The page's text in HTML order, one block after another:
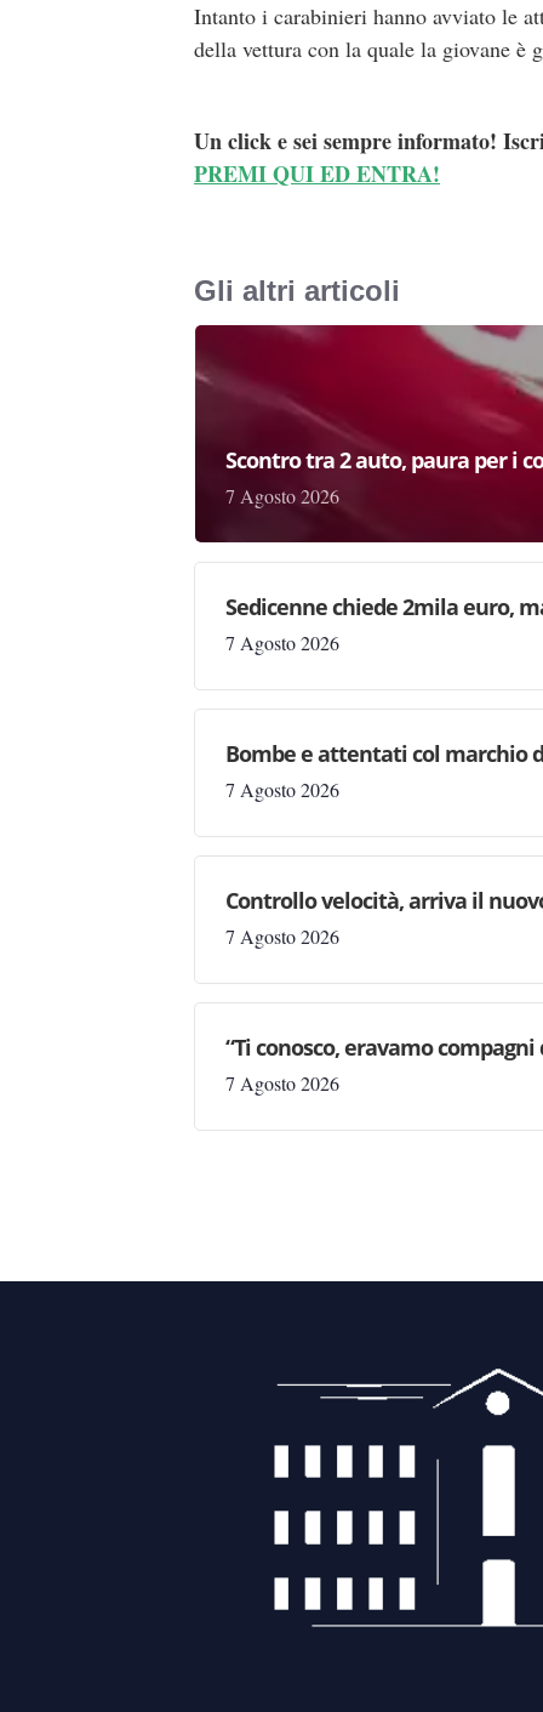
Intanto i carabinieri hanno avviato le
della vettura con la quale la giovane è
Un click e sei sempre informato!
PREMI QUI ED ENTRA!
Gli altri articoli
Scontro tra 2 auto, paura per i
7 Agosto 2026
Sedicenne chiede 2mila euro,
7 Agosto 2026
Bombe e attentati col marchio
7 Agosto 2026
Controllo velocità, arriva il
7 Agosto 2026
“Ti conosco, eravamo
7 Agosto 2026